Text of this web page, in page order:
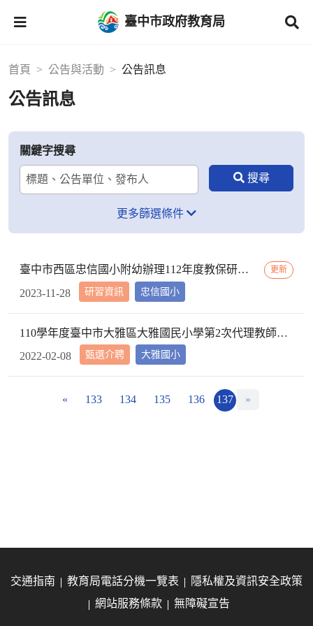
臺中市政府教育局
首頁 公告與活動 公告訊息
公告訊息
關鍵字搜尋
更多篩選條件
研習資訊
臺中市西區忠信國小附幼辦理112年度教保研習─ 「嬰幼用藥安全~就是「藥」你好好的」，請鼓勵貴校(園)教保服務人員踴躍參加 更新
忠信國小
2023-11-28
甄選介聘
110學年度臺中市大雅區大雅國民小學第2次代理教師甄選第2次招考結果公告
大雅國小
2022-02-08
« 133 134 135 136 137 »
交通指南 教育局電話分機一覽表
隱私權及資訊安全政策
網站服務條款
無障礙宣告